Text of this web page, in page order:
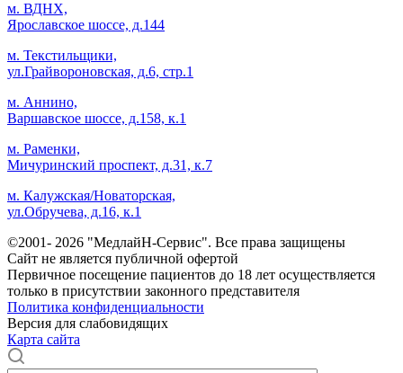
м. ВДНХ,
Ярославское шоссе, д.144
м. Текстильщики,
ул.Грайвороновская, д.6, стр.1
м. Аннино,
Варшавское шоссе, д.158, к.1
м. Раменки,
Мичуринский проспект, д.31, к.7
м. Калужская/Новаторская,
ул.Обручева, д.16, к.1
©2001- 2026 "МедлайН-Сервис". Все права защищены
Сайт не является публичной офертой
Первичное посещение пациентов до 18 лет осуществляется
только в присутствии законного представителя
Политика конфиденциальности
Версия для слабовидящих
Карта сайта